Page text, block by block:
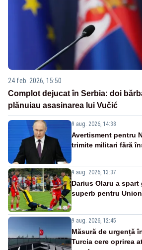
24 feb. 2026, 15:50
Complot dejucat în Serbia: doi
plănuiau asasinarea lui Vučić
9 aug. 2026, 14:38
Avertisment pentru
trimite militari fără
9 aug. 2026, 13:37
Darius Olaru a
superb pentru
9 aug. 2026, 12:45
Măsură de urgență
Turcia cere oprirea